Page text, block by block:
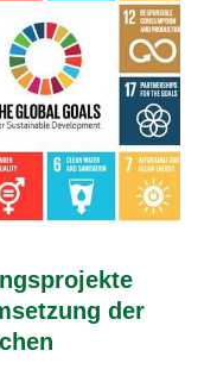
der